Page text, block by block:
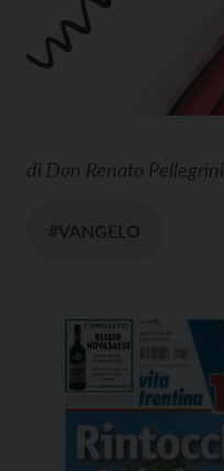
di Don Renato Pellegrini
#VANGELO